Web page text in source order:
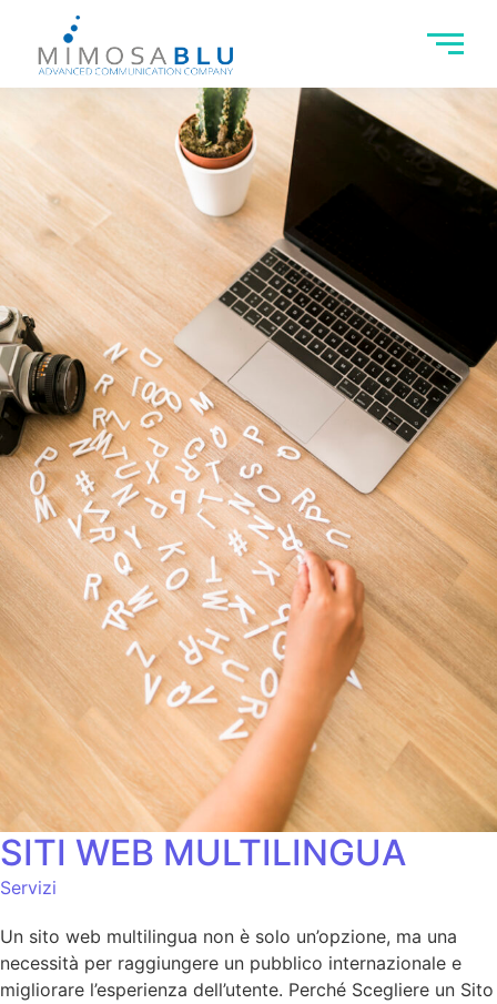
SITI WEB MULTILINGUA
Servizi
Un sito web multilingua non è solo un’opzione, ma una
necessità per raggiungere un pubblico internazionale e
migliorare l’esperienza dell’utente. Perché Scegliere un Sito